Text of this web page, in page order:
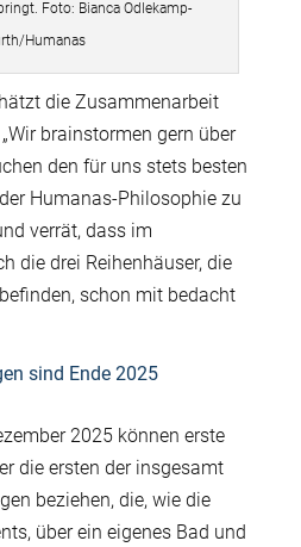
Foto: Bianca Odlekamp-
Humanas
die Zusammenarbeit
brainstormen gern über
den für uns stets besten
Humanas-Philosophie zu
verrät, dass im
die drei Reihenhäuser, die
schon mit bedacht
sind Ende 2025
2025 können erste
die ersten der insgesamt
beziehen, die, wie die
über ein eigenes Bad und